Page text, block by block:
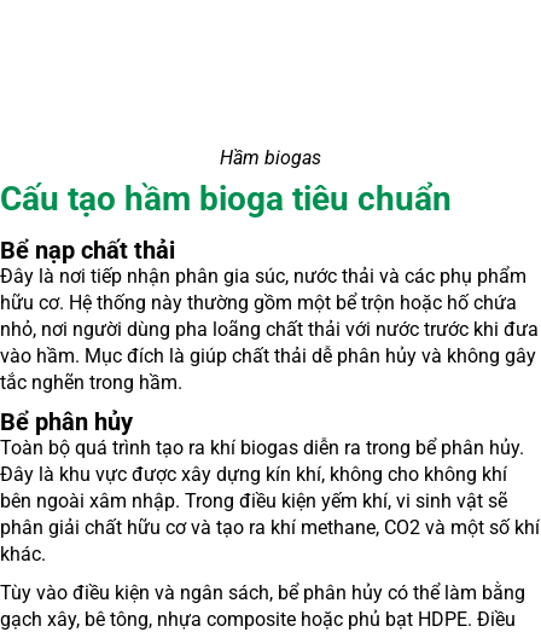
Hầm biogas
Cấu tạo hầm bioga tiêu chuẩn
Bể nạp chất thải
Đây là nơi tiếp nhận phân gia súc, nước thải và các phụ phẩm
hữu cơ. Hệ thống này thường gồm một bể trộn hoặc hố chứa
nhỏ, nơi người dùng pha loãng chất thải với nước trước khi đưa
vào hầm. Mục đích là giúp chất thải dễ phân hủy và không gây
tắc nghẽn trong hầm.
Bể phân hủy
Toàn bộ quá trình tạo ra khí biogas diễn ra trong bể phân hủy.
Đây là khu vực được xây dựng kín khí, không cho không khí
bên ngoài xâm nhập. Trong điều kiện yếm khí, vi sinh vật sẽ
phân giải chất hữu cơ và tạo ra khí methane, CO2 và một số khí
khác.
Tùy vào điều kiện và ngân sách, bể phân hủy có thể làm bằng
gạch xây, bê tông, nhựa composite hoặc phủ bạt HDPE. Điều